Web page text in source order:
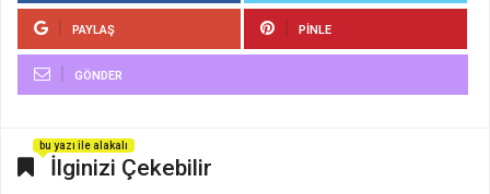
PAYLAŞ PINLE
GÖNDER
İlginizi Çekebilir
bu yazı ile alakalı